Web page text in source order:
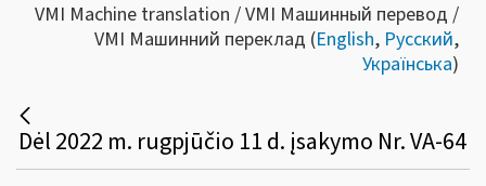
VMI Machine translation / VMI Машинный перевод /
VMI Машинний переклад (English, Русский,
Українська)
Dėl 2022 m. rugpjūčio 11 d. įsakymo Nr. VA-64